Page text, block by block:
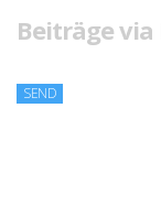
Beiträge via